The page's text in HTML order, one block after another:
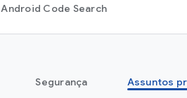
Android Code Search
Segurança Assuntos